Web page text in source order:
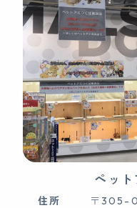
ペット
住所
〒305-